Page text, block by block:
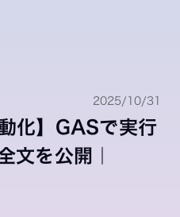
2025/10/31
化】GASで実行
文を公開｜